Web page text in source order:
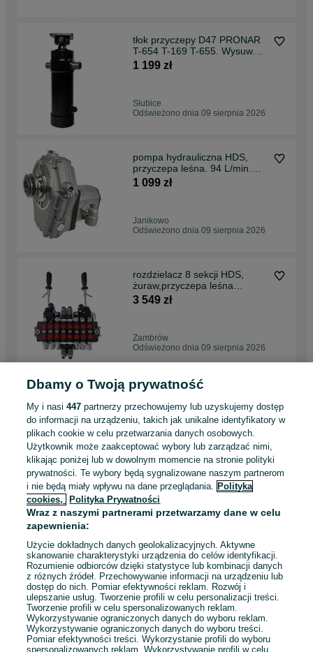
tłok przyczepy D47 PRONAR
T-654 T-169 T-655. Wysuw
1300 mm ST4-1300
1 199 zł
Słubice
Odświeżono dnia 09 sierpnia 2026
pompa hydrauliczna HDS,
przyczepa leśna. 94 L/min.
Gwarancja. Faktura.
1 099 zł
Janikowo
Odświeżono dnia 09 sierpnia 2026
rozdzielacz 8 sekcji HDS,
żuraw,przyczepa leśna
hydrauliczny 90 L/min.
3 549 zł
Zambrów
Odświeżono dnia 09 sierpnia 2026
Silnik hydrauliczny do
wiertnicy. Nowy. Hydromotor.
Wolne obroty.
319 zł
Drobin
Odświeżono dnia 09 sierpnia 2026
siłownik wywrotu 1432 mm.
Do paki 4 m. 11 ton udźwig.
Ruda Śląska
Odświeżono dnia 09 sierpnia 2026
1 2 3 4 5
Dbamy o Twoją prywatność
My i nasi447 partnerzy przechowujemy lub uzyskujemy dostęp
do informacji na urządzeniu, takich jak unikalne identyfikatory w
plikach cookie w celu przetwarzania danych osobowych.
Użytkownik może zaakceptować wybory lub zarządzać nimi,
klikając poniżej lub w dowolnym momencie na stronie polityki
prywatności. Te wybory będą sygnalizowane naszym partnerom
i nie będą miały wpływu na dane przeglądania. Polityka
cookies,
Polityka Prywatności
Wraz z naszymi partnerami przetwarzamy dane w celu
zapewnienia:
Użycie dokładnych danych geolokalizacyjnych. Aktywne
skanowanie charakterystyki urządzenia do celów identyfikacji.
Rozumienie odbiorców dzięki statystyce lub kombinacji danych
z różnych źródeł. Przechowywanie informacji na urządzeniu lub
dostęp do nich. Pomiar efektywności reklam. Rozwój i
ulepszanie usług. Tworzenie profili w celu personalizacji treści.
Tworzenie profili w celu spersonalizowanych reklam.
Wykorzystywanie ograniczonych danych do wyboru reklam.
Wykorzystywanie ograniczonych danych do wyboru treści.
Pomiar efektywności treści. Wykorzystanie profili do wyboru
spersonalizowanych reklam. Wykorzystywanie profili w celu